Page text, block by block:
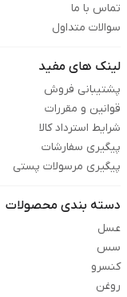
تماس با ما
سوالات متداول
لینک های مفید
پشتیبانی فروش
قوانین و مقررات
شرایط استرداد کالا
پیگیری سفارشات
پیگیری مرسولات پستی
دسته بندی محصولات
عسل
سس
کنسرو
روغن